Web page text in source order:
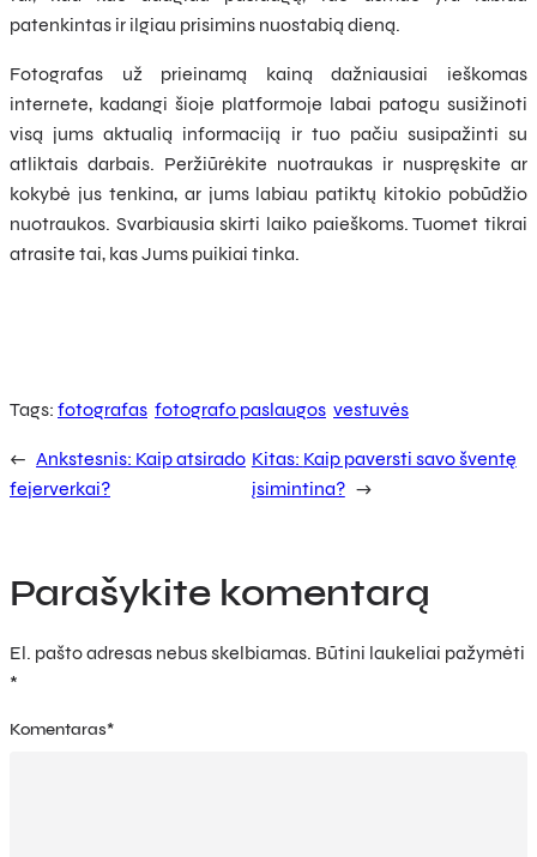
patenkintas ir ilgiau prisimins nuostabią dieną.
Fotografas už prieinamą kainą dažniausiai ieškomas
internete, kadangi šioje platformoje labai patogu susižinoti
visą jums aktualią informaciją ir tuo pačiu susipažinti su
atliktais darbais. Peržiūrėkite nuotraukas ir nuspręskite ar
kokybė jus tenkina, ar jums labiau patiktų kitokio pobūdžio
nuotraukos. Svarbiausia skirti laiko paieškoms. Tuomet tikrai
atrasite tai, kas Jums puikiai tinka.
Tags: fotografas fotografo paslaugos vestuvės
← Ankstesnis: Kaip atsirado
fejerverkai?
Kitas: Kaip paversti savo šventę
įsimintina? →
Parašykite komentarą
El. pašto adresas nebus skelbiamas. Būtini laukeliai pažymėti
*
Komentaras*